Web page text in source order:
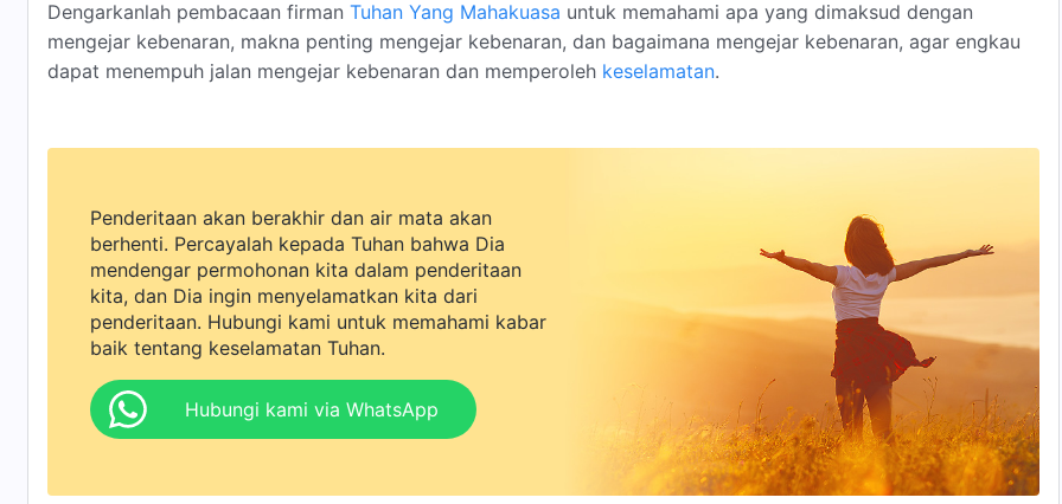
Dengarkanlah pembacaan firman Tuhan Yang Mahakuasa untuk memahami apa yang dimaksud dengan
mengejar kebenaran, makna penting mengejar kebenaran, dan bagaimana mengejar kebenaran, agar engkau
dapat menempuh jalan mengejar kebenaran dan memperoleh keselamatan.
Penderitaan akan berakhir dan air mata akan
berhenti. Percayalah kepada Tuhan bahwa Dia
mendengar permohonan kita dalam penderitaan
kita, dan Dia ingin menyelamatkan kita dari
penderitaan. Hubungi kami untuk memahami kabar
baik tentang keselamatan Tuhan.
Hubungi kami via WhatsApp